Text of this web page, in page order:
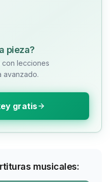
pieza?
lecciones
avanzado.
gratis
musicales: